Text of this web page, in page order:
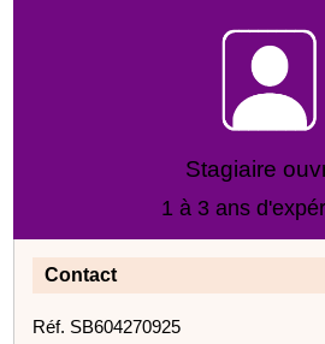
Stagiaire
1 à 3 ans
Contact
Réf. SB604270925